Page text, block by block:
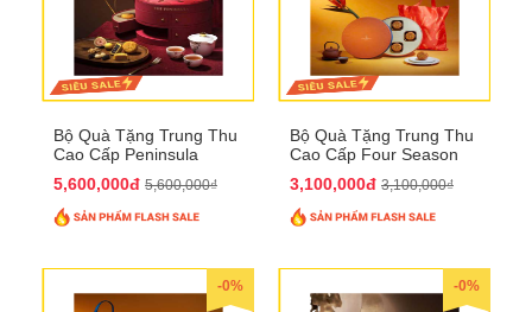
Bộ Quà Tặng Trung Thu
Cao Cấp Peninsula
5,600,000đ 5,600,000₫
Bộ Quà Tặng Trung Thu
Cao Cấp Four Season
3,100,000đ 3,100,000₫
-0% -0%